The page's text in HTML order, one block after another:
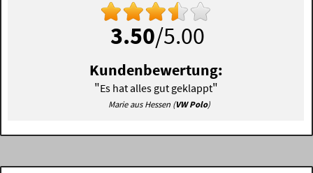
3.50/5.00
Kundenbewertung:
"Es hat alles gut geklappt"
Marie aus Hessen (VW Polo)